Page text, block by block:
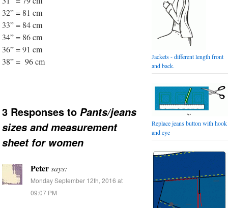
32” = 81 cm
33” = 84 cm
34” = 86 cm
36” = 91 cm
38” = 96 cm
3 Responses toPants/jeans
sizes and measurement
sheet for women
Peter says:
Monday September 12th, 2016 at
09:07 PM
Jackets - different length front
and back.
Replace jeans button with hook
and eye